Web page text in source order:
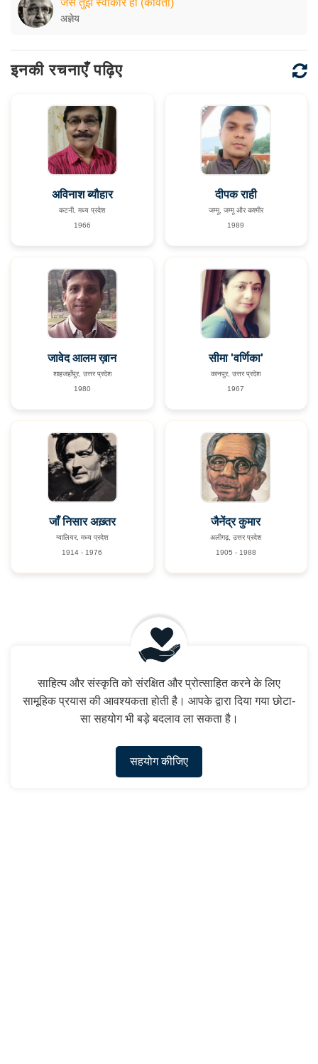
अज्ञेय
इनकी रचनाएँ पढ़िए
अविनाश ब्यौहार
कटनी, मध्य प्रदेश
1966
दीपक राही
जम्मू, जम्मू और कश्मीर
1989
जावेद आलम ख़ान
शाहजहाँपुर, उत्तर प्रदेश
1980
सीमा 'वर्णिका'
कानपुर, उत्तर प्रदेश
1967
जाँ निसार अख़्तर
ग्वालियर, मध्य प्रदेश
1914 - 1976
जैनेंद्र कुमार
अलीगढ़, उत्तर प्रदेश
1905 - 1988
साहित्य और संस्कृति को संरक्षित और प्रोत्साहित करने के लिए
सामूहिक प्रयास की आवश्यकता होती है। आपके द्वारा दिया गया छोटा-
सा सहयोग भी बड़े बदलाव ला सकता है।
सहयोग कीजिए